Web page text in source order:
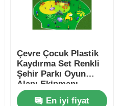
Çevre Çocuk Plastik
Kaydırma Set Renkli
Şehir Parkı Oyun
Alanı Ekipmanı
Resort Otel için
En iyi fiyat